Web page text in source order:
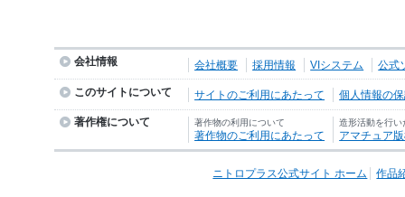
会社情報 会社概要 採用情報 VIシステム 公式
このサイトについて サイトのご利用にあたって 個人情報の
著作権について 著作物の利用について
著作物のご利用にあたって
造形活動を行い
アマチュア
ニトロプラス公式サイト ホーム 作品